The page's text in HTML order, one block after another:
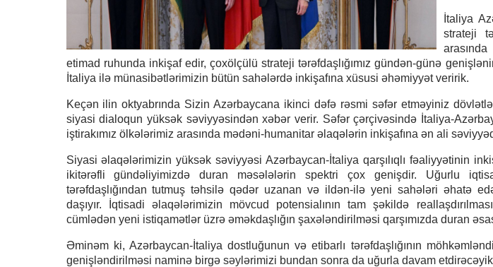
İtaliya
strateji
etimad ruhunda inkişaf edir, çoxölçülü strateji tərəfdaşlığımız gündən-günə
İtaliya ilə münasibətlərimizin bütün sahələrdə inkişafına xüsusi əhəmiyyət veririk.
Keçən ilin oktyabrında Sizin Azərbaycana ikinci dəfə rəsmi səfər etməyiniz
siyasi dialoqun yüksək səviyyəsindən xəbər verir. Səfər çərçivəsində İtaliya-
iştirakımız ölkələrimiz arasında mədəni-humanitar əlaqələrin inkişafına ən ali
Siyasi əlaqələrimizin yüksək səviyyəsi Azərbaycan-İtaliya qarşılıqlı fəaliyyətinin
ikitərəfli gündəliyimizdə duran məsələlərin spektri çox genişdir. Uğurlu
tərəfdaşlığından tutmuş təhsilə qədər uzanan və ildən-ilə yeni sahələri əhatə
daşıyır. İqtisadi əlaqələrimizin mövcud potensialının tam şəkildə
cümlədən yeni istiqamətlər üzrə əməkdaşlığın şaxələndirilməsi qarşımızda duran
Əminəm ki, Azərbaycan-İtaliya dostluğunun və etibarlı tərəfdaşlığının
genişləndirilməsi naminə birgə səylərimizi bundan sonra da uğurla davam